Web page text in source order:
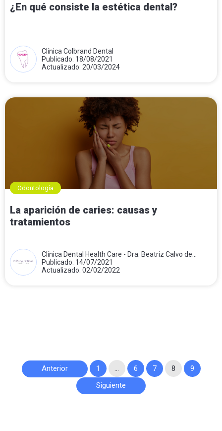
¿En qué consiste la estética dental?
Clínica Colbrand Dental
Publicado: 18/08/2021
Actualizado: 20/03/2024
Odontología
La aparición de caries: causas y
tratamientos
Clínica Dental Health Care - Dra. Beatriz Calvo de
Mora
Publicado: 14/07/2021
Actualizado: 02/02/2022
Paginación
Anterior 1 … 6 7 8
9
Siguiente